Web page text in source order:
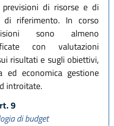
di risorse e di
riferimento. In corso
sono almeno
con valutazioni
risultati e sugli obiettivi,
ed economica gestione
introitate.
9
di budget